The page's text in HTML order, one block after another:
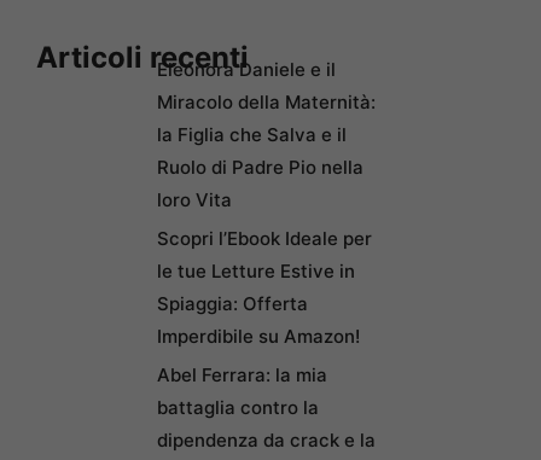
Articoli recentiEleonora Daniele e il
Miracolo della Maternità:
la Figlia che Salva e il
Ruolo di Padre Pio nella
loro Vita
Scopri l’Ebook Ideale per
le tue Letture Estive in
Spiaggia: Offerta
Imperdibile su Amazon!
Abel Ferrara: la mia
battaglia contro la
dipendenza da crack e la